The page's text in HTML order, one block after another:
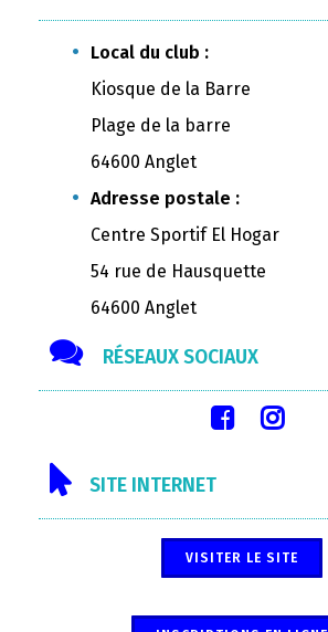
Local du club :
Kiosque de la Barre
Plage de la barre
64600 Anglet
Adresse postale :
Centre Sportif El Hogar
54 rue de Hausquette
64600 Anglet
RÉSEAUX SOCIAUX
SITE INTERNET
VISITER LE SITE